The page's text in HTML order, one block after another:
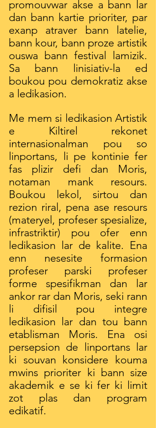
promouvwar akse a bann lar
dan bann kartie prioriter, par
exanp atraver bann latelie,
bann kour, bann proze artistik
ouswa bann festival lamizik.
Sa bann linisiativ-la ed
boukou pou demokratiz akse
a ledikasion.
Me mem si ledikasion Artistik
e Kiltirel rekonet
internasionalman pou so
linportans, li pe kontinie fer
fas plizir defi dan Moris,
notaman mank resours.
Boukou lekol, sirtou dan
rezion riral, pena ase resours
(materyel, profeser spesialize,
infrastriktir) pou ofer enn
ledikasion lar de kalite. Ena
enn nesesite formasion
profeser parski profeser
forme spesifikman dan lar
ankor rar dan Moris, seki rann
li difisil pou integre
ledikasion lar dan tou bann
etablisman Moris. Ena osi
persepsion de linportans lar
ki souvan konsidere kouma
mwins prioriter ki bann size
akademik e se ki fer ki limit
zot plas dan program
edikatif.